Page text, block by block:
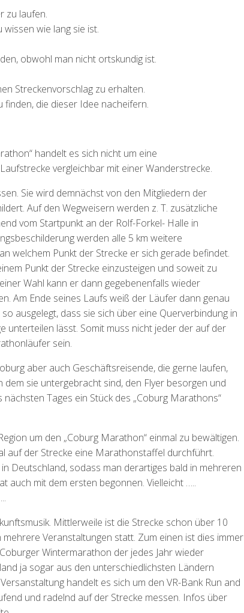
zu laufen.
wie lang sie ist.
obwohl man nicht ortskundig ist.
Streckenvorschlag zu erhalten.
die dieser Idee nacheifern.
handelt es sich nicht um eine
vergleichbar mit einer Wanderstrecke.
Sie wird demnächst von den Mitgliedern der
Auf den Wegweisern werden z. T. zusätzliche
vom Startpunkt an der Rolf-Forkel- Halle in
werden alle 5 km weitere
welchem Punkt der Strecke er sich gerade befindet.
Punkt der Strecke einzusteigen und soweit zu
Wahl kann er dann gegebenenfalls wieder
Am Ende seines Laufs weiß der Läufer dann genau
ausgelegt, dass sie sich über eine Querverbindung in
unterteilen lässt. Somit muss nicht jeder der auf der
sein.
aber auch Geschäftsreisende, die gerne laufen,
sie untergebracht sind, den Flyer besorgen und
Tages ein Stück des „Coburg Marathons“
um den „Coburg Marathon“ einmal zu bewältigen.
auf der Strecke eine Marathonstaffel durchführt.
Deutschland, sodass man derartiges bald in mehreren
auch mit dem ersten begonnen. Vielleicht …..
Mittlerweile ist die Strecke schon über 10
Veranstaltungen statt. Zum einen ist dies immer
Wintermarathon der jedes Jahr wieder
ja sogar aus den unterschiedlichsten Ländern
handelt es sich um den VR-Bank Run and
und radelnd auf der Strecke messen. Infos über